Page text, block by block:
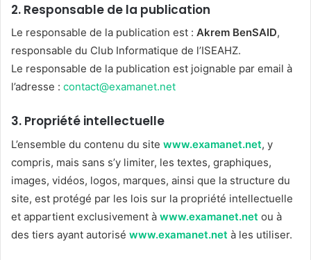
2. Responsable de la publication
Le responsable de la publication est : Akrem BenSAID,
responsable du Club Informatique de l’ISEAHZ.
Le responsable de la publication est joignable par email à
l’adresse : contact@examanet.net
3. Propriété intellectuelle
L’ensemble du contenu du site www.examanet.net, y
compris, mais sans s’y limiter, les textes, graphiques,
images, vidéos, logos, marques, ainsi que la structure du
site, est protégé par les lois sur la propriété intellectuelle
et appartient exclusivement à www.examanet.net ou à
des tiers ayant autorisé www.examanet.net à les utiliser.